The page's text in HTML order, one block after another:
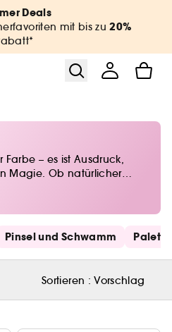
Deals
mit bis zu20%
– es ist Ausdruck,
Magie. Ob natürlicher
für den perfekten Teint über
up bis hin zu
– entdecke die
Klassiker. Lass deiner
Pinsel und Schwamm
Sortieren :Vorschlag